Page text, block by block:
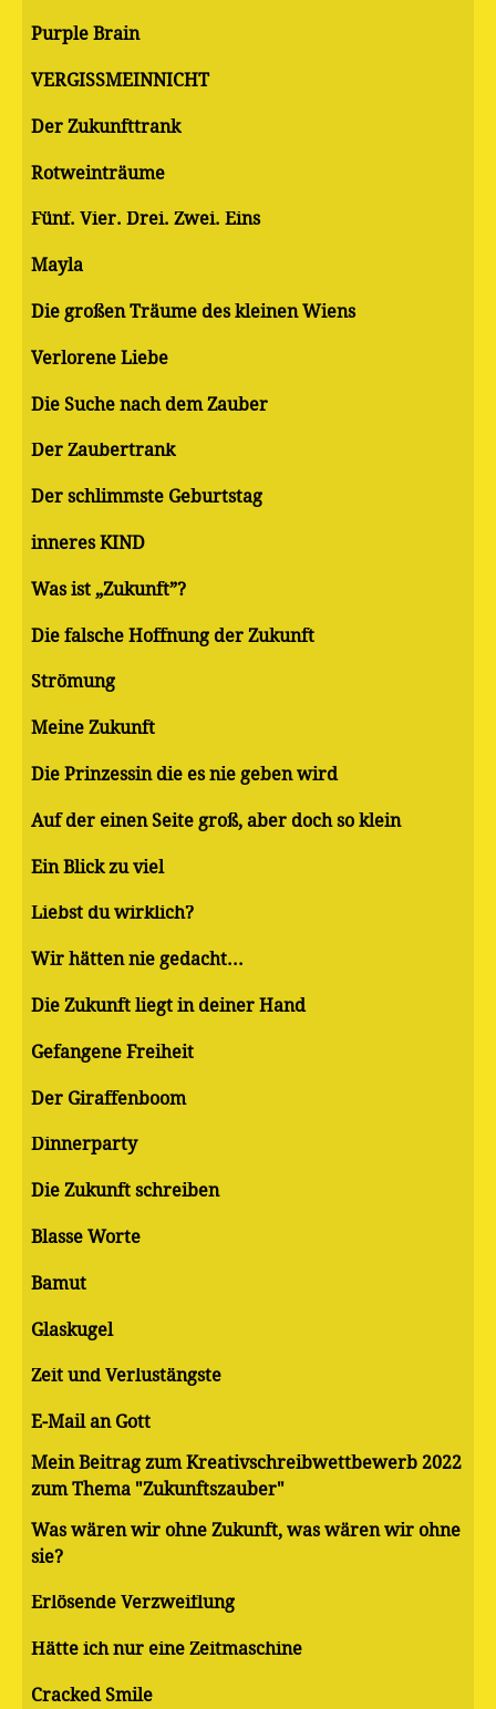
Purple Brain
VERGISSMEINNICHT
Der Zukunfttrank
Rotweinträume
Fünf. Vier. Drei. Zwei. Eins
Mayla
Die großen Träume des kleinen Wiens
Verlorene Liebe
Die Suche nach dem Zauber
Der Zaubertrank
Der schlimmste Geburtstag
inneres KIND
Was ist „Zukunft”?
Die falsche Hoffnung der Zukunft
Strömung
Meine Zukunft
Die Prinzessin die es nie geben wird
Auf der einen Seite groß, aber doch so klein
Ein Blick zu viel
Liebst du wirklich?
Wir hätten nie gedacht...
Die Zukunft liegt in deiner Hand
Gefangene Freiheit
Der Giraffenboom
Dinnerparty
Die Zukunft schreiben
Blasse Worte
Bamut
Glaskugel
Zeit und Verlustängste
E-Mail an Gott
Mein Beitrag zum Kreativschreibwettbewerb 2022
zum Thema "Zukunftszauber"
Was wären wir ohne Zukunft, was wären wir ohne
sie?
Erlösende Verzweiflung
Hätte ich nur eine Zeitmaschine
Cracked Smile